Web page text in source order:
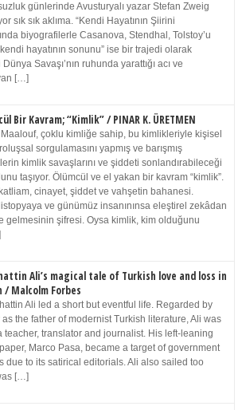
günlerinde Avusturyalı yazar Stefan Zweig
sık sık aklıma. “Kendi Hayatının Şiirini
biyografilerle Casanova, Stendhal, Tolstoy’u
hayatının sonunu” ise bir trajedi olarak
Savaşı’nın ruhunda yarattığı acı ve
[…]
Bir Kavram; “Kimlik” / PINAR K. ÜRETMEN
çoklu kimliğe sahip, bu kimlikleriyle kişisel
sorgulamasını yapmış ve barışmış
kimlik savaşlarını ve şiddeti sonlandırabileceği
taşıyor. Ölümcül ve el yakan bir kavram “kimlik”.
cinayet, şiddet ve vahşetin bahanesi.
ve günümüz insanınınsa eleştirel zekâdan
gelmesinin şifresi. Oysa kimlik, kim olduğunu
Ali’s magical tale of Turkish love and loss in
/ Malcolm Forbes
Ali led a short but eventful life. Regarded by
as the father of modernist Turkish literature, Ali was
teacher, translator and journalist. His left-leaning
Marco Pasa, became a target of government
due to its satirical editorials. Ali also sailed too
[…]